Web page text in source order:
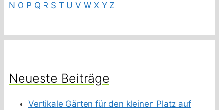
N O P Q R S T U V W X Y Z
Neueste Beiträge
Vertikale Gärten für den kleinen Platz auf